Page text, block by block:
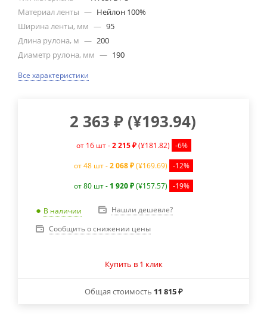
Материал ленты — Нейлон 100%
Ширина ленты, мм — 95
Длина рулона, м — 200
Диаметр рулона, мм — 190
Все характеристики
2 363 ₽ (¥193.94)
от 16 шт -2 215 ₽ (¥181.82) -6%
от 48 шт -2 068 ₽(¥169.69) -12%
от 80 шт - 1 920 ₽(¥157.57) -19%
В наличии
Нашли дешевле?
Сообщить о снижении цены
Купить в 1 клик
Общая стоимость 11 815 ₽